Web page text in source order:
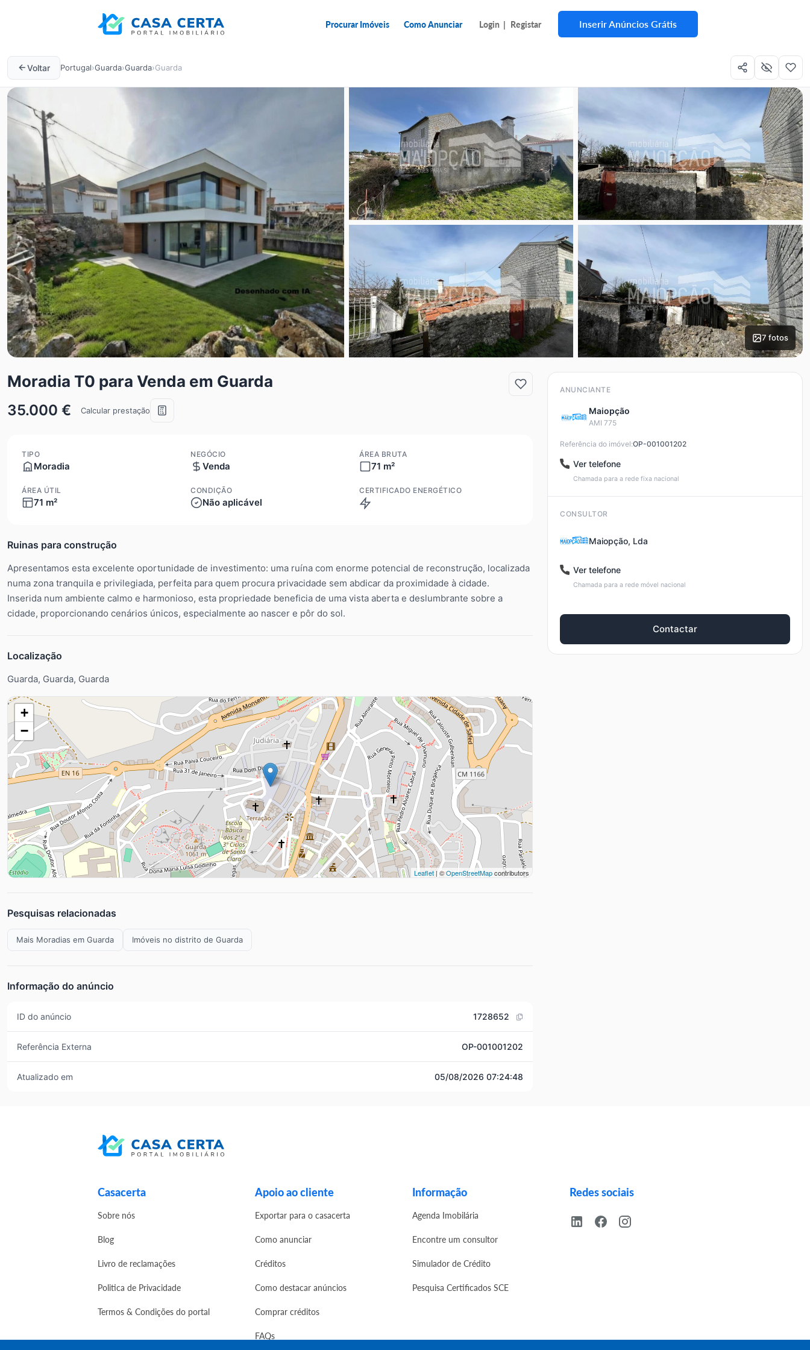
Procurar Imóveis Como Anunciar Login | Registar Inserir Anúncios Grátis
Voltar Portugal›Guarda›Guarda›Guarda
7 fotos
Moradia T0 para Venda em Guarda
35.000 € Calcular prestação
TIPO
Moradia
NEGÓCIO
Venda
ÁREA BRUTA
71 m²
ÁREA ÚTIL
71 m²
CONDIÇÃO
Não aplicável
CERTIFICADO ENERGÉTICO
Ruinas para construção
Apresentamos esta excelente oportunidade de investimento: uma ruína com enorme potencial de reconstrução, localizada
numa zona tranquila e privilegiada, perfeita para quem procura privacidade sem abdicar da proximidade à cidade.
Inserida num ambiente calmo e harmonioso, esta propriedade beneficia de uma vista aberta e deslumbrante sobre a
cidade, proporcionando cenários únicos, especialmente ao nascer e pôr do sol.
Localização
Guarda, Guarda, Guarda
+
−
Leaflet | ©OpenStreetMapcontributors
Pesquisas relacionadas
Mais Moradias em Guarda Imóveis no distrito de Guarda
Informação do anúncio
ID do anúncio 1728652
Referência Externa OP-001001202
Atualizado em 05/08/2026 07:24:48
ANUNCIANTE
Maiopção
AMI 775
Referência do imóvel:OP-001001202
Ver telefone
Chamada para a rede fixa nacional
CONSULTOR
Maiopção, Lda
Ver telefone
Chamada para a rede móvel nacional
Contactar
Casacerta
Sobre nós
Blog
Livro de reclamações
Politica de Privacidade
Termos & Condições do portal
Apoio ao cliente
Exportar para o casacerta
Como anunciar
Créditos
Como destacar anúncios
Comprar créditos
FAQs
Informação
Agenda Imobilária
Encontre um consultor
Simulador de Crédito
Pesquisa Certificados SCE
Redes sociais